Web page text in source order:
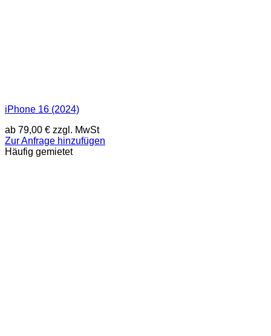
iPhone 16 (2024)
ab 79,00 € zzgl. MwSt
Zur Anfrage hinzufügen
Häufig gemietet